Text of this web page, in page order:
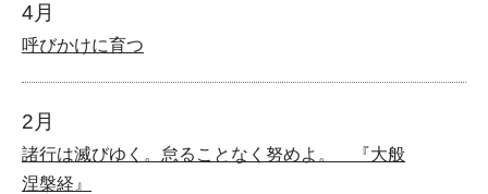
4月
呼びかけに育つ
2月
諸行は滅びゆく。怠ることなく努めよ。 『大般
涅槃経』